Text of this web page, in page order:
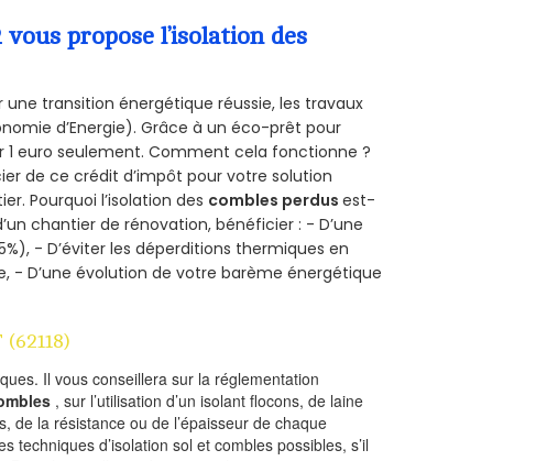
propose l’isolation des
transition énergétique réussie, les travaux
d’Energie). Grâce à un éco-prêt pour
1 euro seulement. Comment cela fonctionne ?
de ce crédit d’impôt pour votre solution
Pourquoi l’isolation des combles perdusest-
chantier de rénovation, bénéficier : - D’une
- D’éviter les déperditions thermiques en
- D’une évolution de votre barème énergétique
Il vous conseillera sur la réglementation
, sur l’utilisation d’un isolant flocons, de laine
de la résistance ou de l’épaisseur de chaque
techniques d’isolation sol et combles possibles, s’il